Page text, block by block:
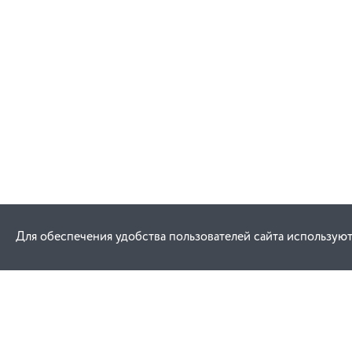
Для обеспечения удобства пользователей сайта